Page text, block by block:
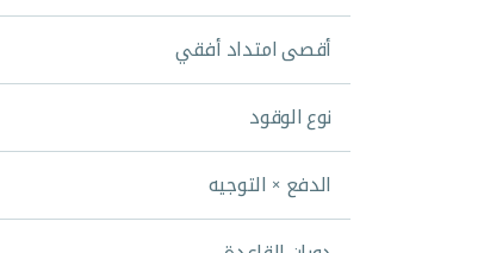
أقصى امتداد أفقي
نوع الوقود
الدفع × التوجيه